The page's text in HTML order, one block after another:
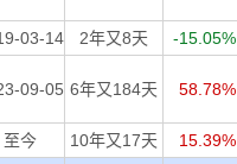
03-14 2年又8天 -15.05%
09-05 6年又184天 58.78%
至今 10年又17天 15.39%